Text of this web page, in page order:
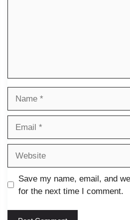
Save my name, email, and
for the next time I comment.